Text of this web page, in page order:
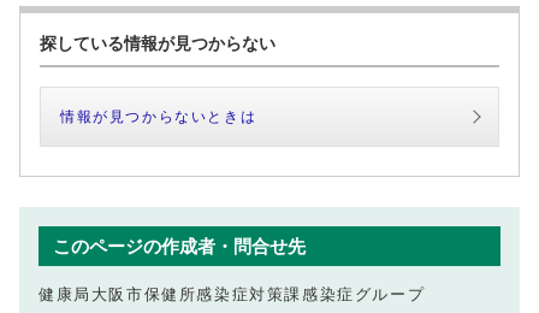
探している情報が見つからない
情報が見つからないときは
このページの作成者・問合せ先
健康局大阪市保健所感染症対策課感染症グループ